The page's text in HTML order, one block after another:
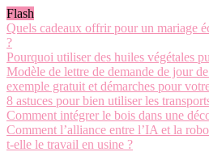
Flash
Quels cadeaux offrir pour un mariage
?
Pourquoi utiliser des huiles végétales
Modèle de lettre de demande de jour
exemple gratuit et démarches pour
8 astuces pour bien utiliser les
Comment intégrer le bois dans une
Comment l’alliance entre l’IA et la
t-elle le travail en usine ?